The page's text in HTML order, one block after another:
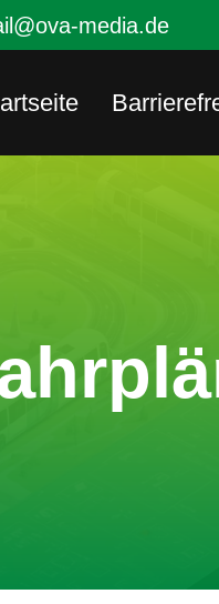
media.de